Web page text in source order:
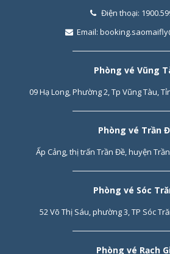
Điện thoại:
Email:
Phòng vé Vũng
09 Hạ Long, Phường 2, Tp Vũng Tàu,
Phòng vé Trần
Ấp Cảng, thị trấn Trần Đề, huyện
Phòng vé Sóc
52 Võ Thị Sáu, phường 3, TP Sóc
Phòng vé Rạch